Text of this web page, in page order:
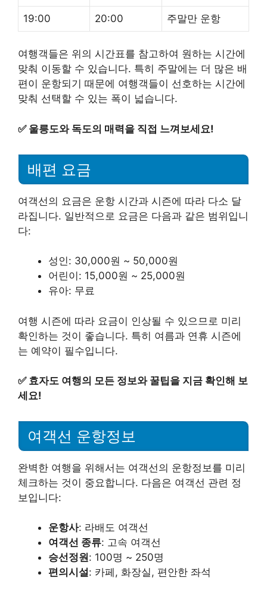
19:00 20:00 주말만 운항
여행객들은 위의 시간표를 참고하여 원하는 시간에
맞춰 이동할 수 있습니다. 특히 주말에는 더 많은 배
편이 운항되기 때문에 여행객들이 선호하는 시간에
맞춰 선택할 수 있는 폭이 넓습니다.
✅ 울릉도와 독도의 매력을 직접 느껴보세요!
배편 요금
여객선의 요금은 운항 시간과 시즌에 따라 다소 달
라집니다. 일반적으로 요금은 다음과 같은 범위입니
다:
성인: 30,000원 ~ 50,000원
어린이: 15,000원 ~ 25,000원
유아: 무료
여행 시즌에 따라 요금이 인상될 수 있으므로 미리
확인하는 것이 좋습니다. 특히 여름과 연휴 시즌에
는 예약이 필수입니다.
✅ 효자도 여행의 모든 정보와 꿀팁을 지금 확인해 보
세요!
여객선 운항정보
완벽한 여행을 위해서는 여객선의 운항정보를 미리
체크하는 것이 중요합니다. 다음은 여객선 관련 정
보입니다:
운항사: 라배도 여객선
여객선 종류: 고속 여객선
승선정원: 100명 ~ 250명
편의시설: 카페, 화장실, 편안한 좌석